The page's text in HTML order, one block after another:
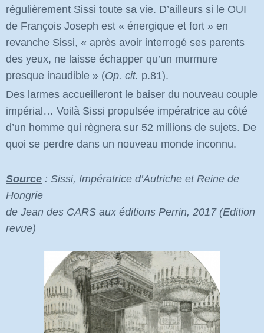
régulièrement Sissi toute sa vie. D’ailleurs si le OUI
de François Joseph est « énergique et fort » en
revanche Sissi, « après avoir interrogé ses parents
des yeux, ne laisse échapper qu’un murmure
presque inaudible » (Op. cit. p.81).
Des larmes accueilleront le baiser du nouveau couple
impérial… Voilà Sissi propulsée impératrice au côté
d’un homme qui règnera sur 52 millions de sujets. De
quoi se perdre dans un nouveau monde inconnu.
Source : Sissi, Impératrice d’Autriche et Reine de
Hongrie
de Jean des CARS aux éditions Perrin, 2017 (Edition
revue)